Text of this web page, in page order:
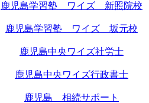
鹿児島学習塾 ワイズ 新照院校
鹿児島学習塾 ワイズ 坂元校
鹿児島中央ワイズ社労士
鹿児島中央ワイズ行政書士
鹿児島 相続サポート